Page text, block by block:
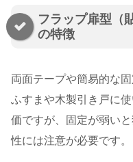
フラップ扉型（
の特徴
両面テープや簡易的な
ふすまや木製引き戸に
価ですが、固定が弱い
性には注意が必要です。